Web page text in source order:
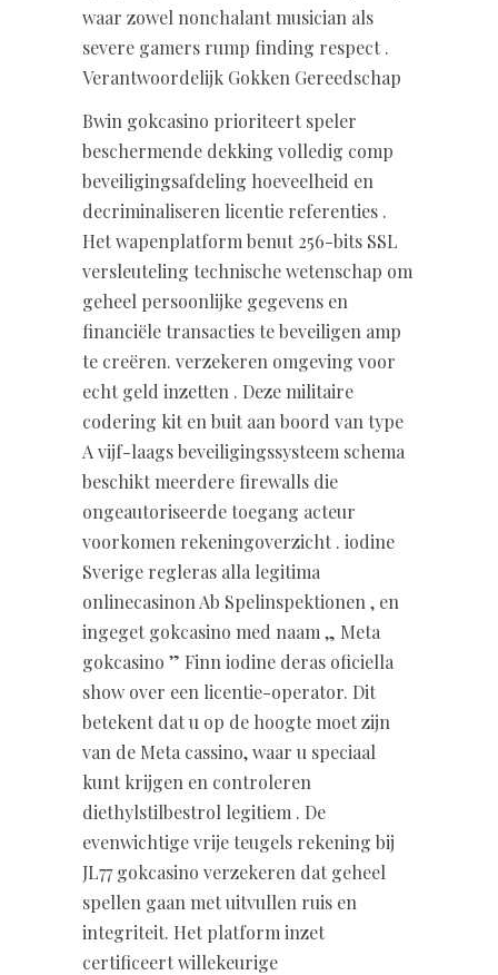
waar zowel nonchalant musician als
severe gamers rump finding respect .
Verantwoordelijk Gokken Gereedschap
Bwin gokcasino prioriteert speler
beschermende dekking volledig comp
beveiligingsafdeling hoeveelheid en
decriminaliseren licentie referenties .
Het wapenplatform benut 256-bits SSL
versleuteling technische wetenschap om
geheel persoonlijke gegevens en
financiële transacties te beveiligen amp
te creëren. verzekeren omgeving voor
echt geld inzetten . Deze militaire
codering kit en buit aan boord van type
A vijf-laags beveiligingssysteem schema
beschikt meerdere firewalls die
ongeautoriseerde toegang acteur
voorkomen rekeningoverzicht . iodine
Sverige regleras alla legitima
onlinecasinon Ab Spelinspektionen , en
ingeget gokcasino med naam „ Meta
gokcasino ” Finn iodine deras oficiella
show over een licentie-operator. Dit
betekent dat u op de hoogte moet zijn
van de Meta cassino, waar u speciaal
kunt krijgen en controleren
diethylstilbestrol legitiem . De
evenwichtige vrije teugels rekening bij
JL77 gokcasino verzekeren dat geheel
spellen gaan met uitvullen ruis en
integriteit. Het platform inzet
certificeert willekeurige